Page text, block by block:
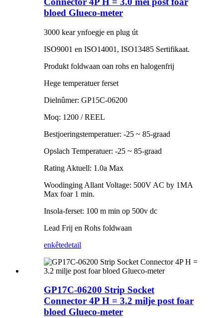
bloed Glueco-meter
3000 kear ynfoegje en plug út
ISO9001 en ISO14001, ISO13485 Sertifikaat.
Produkt foldwaan oan rohs en halogenfrij
Hege temperatuer ferset
Dielnûmer: GP15C-06200
Moq: 1200 / REEL
Bestjoeringstemperatuer: -25 ~ 85-graad
Opslach Temperatuer: -25 ~ 85-graad
Rating Aktuell: 1.0a Max
Woodinging Allant Voltage: 500V AC by 1MA
Max foar 1 min.
Insola-ferset: 100 m min op 500v dc
Lead Frij en Rohs foldwaan
enkêtedetail
GP17C-06200 Strip Socket
Connector 4P H = 3.2 milje post foar
bloed Glueco-meter